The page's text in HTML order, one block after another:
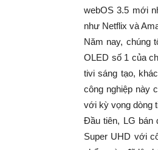
webOS 3.5 mới
như Netflix và
Năm nay, chúng
OLED số 1 của
tivi sáng tạo,
công nghiệp này
với kỳ vọng dòng
Đầu tiên, LG bán
Super UHD với